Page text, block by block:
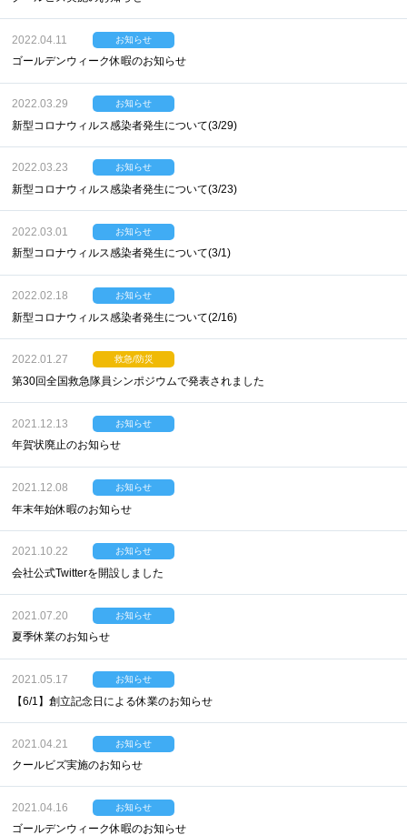
2022.04.11 お知らせ
ゴールデンウィーク休暇のお知らせ
2022.03.29 お知らせ
新型コロナウィルス感染者発生について(3/29)
2022.03.23 お知らせ
新型コロナウィルス感染者発生について(3/23)
2022.03.01 お知らせ
新型コロナウィルス感染者発生について(3/1)
2022.02.18 お知らせ
新型コロナウィルス感染者発生について(2/16)
2022.01.27 救急/防災
第30回全国救急隊員シンポジウムで発表されました
2021.12.13 お知らせ
年賀状廃止のお知らせ
2021.12.08 お知らせ
年末年始休暇のお知らせ
2021.10.22 お知らせ
会社公式Twitterを開設しました
2021.07.20 お知らせ
夏季休業のお知らせ
2021.05.17 お知らせ
【6/1】創立記念日による休業のお知らせ
2021.04.21 お知らせ
クールビズ実施のお知らせ
2021.04.16 お知らせ
ゴールデンウィーク休暇のお知らせ